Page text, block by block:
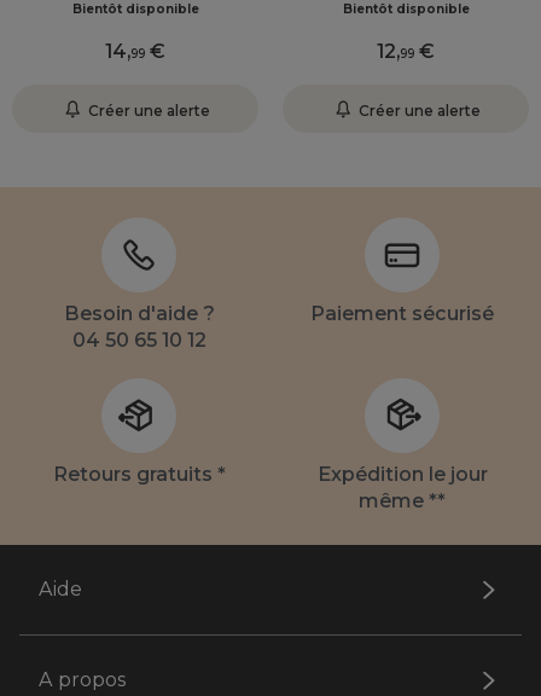
Bientôt disponible
14,99
Créer une alerte
Bientôt disponible
12,99
Créer une alerte
Besoin d'aide ?
04 50 65 10 12
Paiement sécurisé
Retours gratuits *
Expédition le jour
même **
Aide
A propos